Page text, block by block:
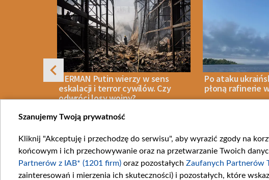
HERMAN Putin wierzy w sens
eskalacji i terror cywilów. Czy
odwróci losy wojny?
08 SIERPNIA 2026 OPINIE
Po ataku
płoną rafinerie
08 SIERPNIA 2026
Item
1
Szanujemy Twoją prywatność
Kliknij "Akceptuję i przechodzę do serwisu", aby wyrazić zgody na
końcowym i ich przechowywanie oraz na przetwarzanie Twoich
Partnerów z IAB* (1201 firm) oraz pozostałych Zaufanych Partnerów
zainteresowań i mierzenia ich skuteczności) i pozostałych, które